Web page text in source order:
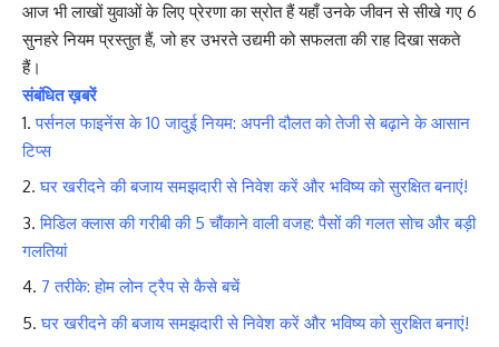
आज भी लाखों युवाओं के लिए प्रेरणा का स्रोत हैं यहाँ उनके जीवन से सीखे गए 6
सुनहरे नियम प्रस्तुत हैं, जो हर उभरते उद्यमी को सफलता की राह दिखा सकते
हैं।
संबंधित ख़बरें
पर्सनल फाइनेंस के 10 जादुई नियम: अपनी दौलत को तेजी से बढ़ाने के आसान
टिप्स
घर खरीदने की बजाय समझदारी से निवेश करें और भविष्य को सुरक्षित बनाएं!
मिडिल क्लास की गरीबी की 5 चौंकाने वाली वजह: पैसों की गलत सोच और बड़ी
गलतियां
7 तरीके: होम लोन ट्रैप से कैसे बचें
घर खरीदने की बजाय समझदारी से निवेश करें और भविष्य को सुरक्षित बनाएं!